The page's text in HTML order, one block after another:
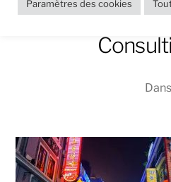
Portfolio-
Dans
Paramètres des cookies